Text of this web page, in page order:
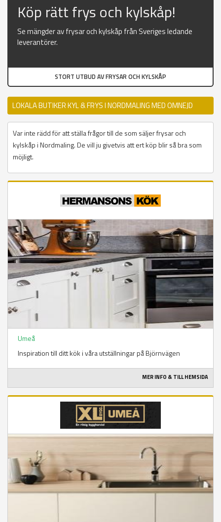
Köp rätt frys och kylskåp!
Se mängder av frysar och kylskåp från Sveriges ledande
leverantörer.
STORT UTBUD AV FRYSAR OCH KYLSKÅP
LOKALA BUTIKER KYL & FRYS I NORDMALING MED OMNEJD
Var inte rädd för att ställa frågor till de som säljer frysar och
kylskåp i Nordmaling. De vill ju givetvis att ert köp blir så bra som
möjligt.
Umeå
Inspiration till ditt kök i våra utställningar på Björnvägen
MER INFO & TILL HEMSIDA